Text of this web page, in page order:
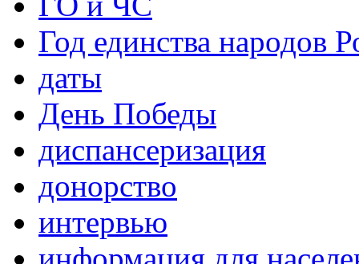
Год единства народов
даты
День Победы
диспансеризация
донорство
интервью